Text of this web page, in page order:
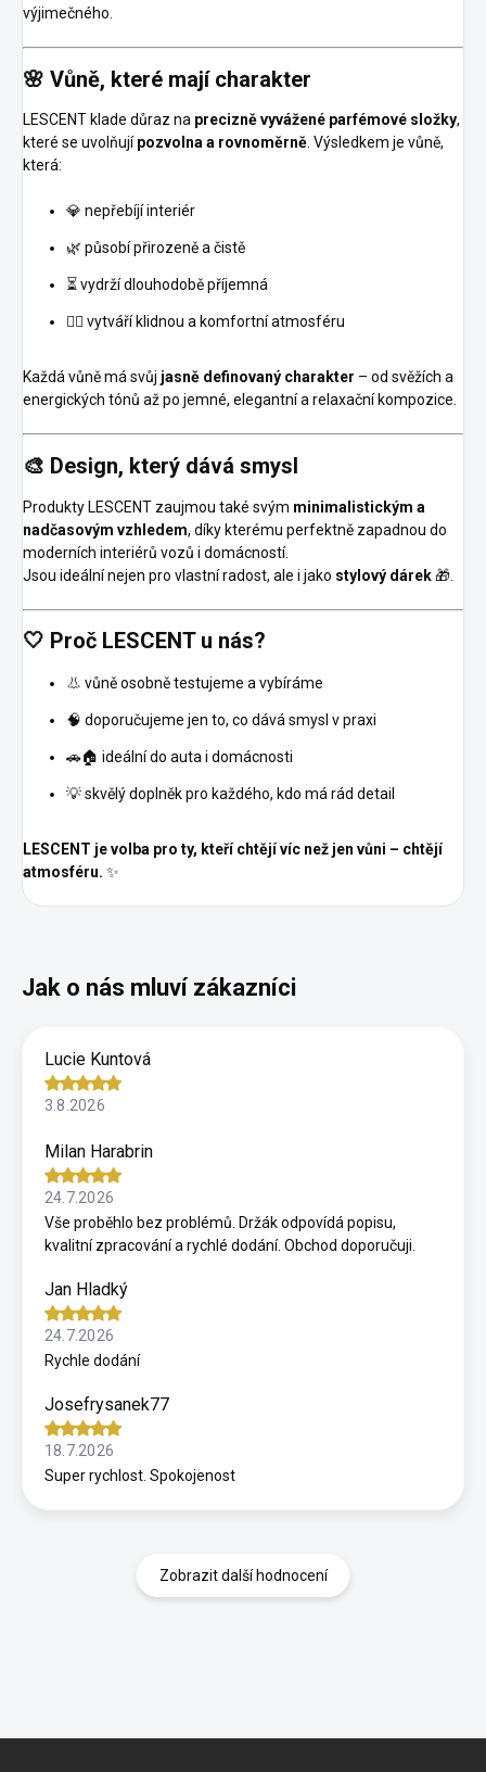
výjimečného.
🌸 Vůně, které mají charakter
LESCENT klade důraz na precizně vyvážené parfémové složky,
které se uvolňujípozvolna a rovnoměrně. Výsledkem je vůně,
která:
💎 nepřebíjí interiér
🌿 působí přirozeně a čistě
⏳ vydrží dlouhodobě příjemná
🧘‍♂️ vytváří klidnou a komfortní atmosféru
Každá vůně má svůj jasně definovaný charakter – od svěžích a
energických tónů až po jemné, elegantní a relaxační kompozice.
🎨 Design, který dává smysl
Produkty LESCENT zaujmou také svým minimalistickým a
nadčasovým vzhledem, díky kterému perfektně zapadnou do
moderních interiérů vozů i domácností.
Jsou ideální nejen pro vlastní radost, ale i jako stylový dárek🎁.
🤍 Proč LESCENT u nás?
👃 vůně osobně testujeme a vybíráme
🧠 doporučujeme jen to, co dává smysl v praxi
🚗🏠 ideální do auta i domácnosti
💡 skvělý doplněk pro každého, kdo má rád detail
LESCENT je volba pro ty, kteří chtějí víc než jen vůni – chtějí
atmosféru. ✨
Lucie Kuntová
3.8.2026
Milan Harabrin
24.7.2026
Vše proběhlo bez problémů. Držák odpovídá popisu,
kvalitní zpracování a rychlé dodání. Obchod doporučuji.
Jan Hladký
24.7.2026
Rychle dodání
Josefrysanek77
18.7.2026
Super rychlost. Spokojenost
Zobrazit další hodnocení